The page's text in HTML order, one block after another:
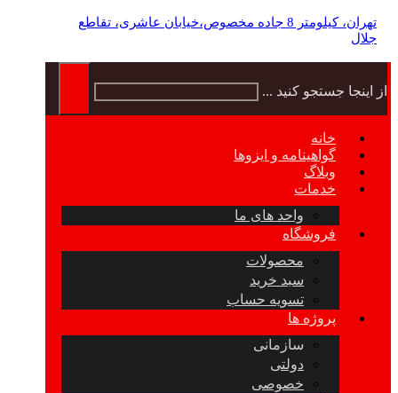
تهران، کیلومتر 8 جاده مخصوص،خیابان عاشری، تقاطع
جلال
از اینجا جستجو کنید ...
خانه
گواهینامه و ایزوها
وبلاگ
خدمات
واحد های ما
فروشگاه
محصولات
سبد خرید
تسویه حساب
پروژه ها
سازمانی
دولتی
خصوصی